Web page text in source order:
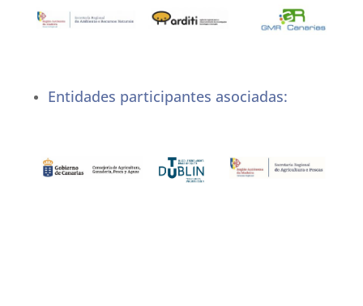
Entidades participantes asociadas: